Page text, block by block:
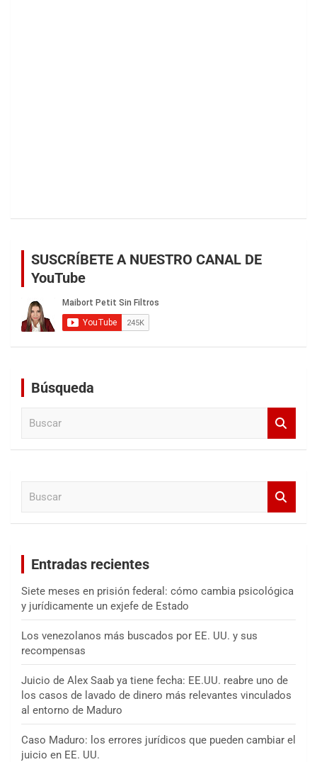
SUSCRÍBETE A NUESTRO CANAL DE
YouTube
Búsqueda
Entradas recientes
Siete meses en prisión federal: cómo cambia psicológica
y jurídicamente un exjefe de Estado
Los venezolanos más buscados por EE. UU. y sus
recompensas
Juicio de Alex Saab ya tiene fecha: EE.UU. reabre uno de
los casos de lavado de dinero más relevantes vinculados
al entorno de Maduro
Caso Maduro: los errores jurídicos que pueden cambiar el
juicio en EE. UU.